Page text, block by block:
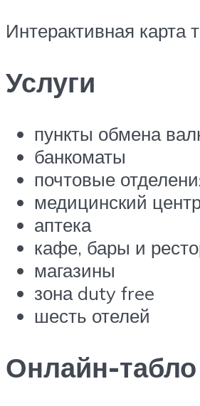
Интерактивная карта
Услуги
пункты обмена
банкоматы
почтовые
медицинский
аптека
кафе, бары и
магазины
зона duty free
шесть отелей
Онлайн-табло